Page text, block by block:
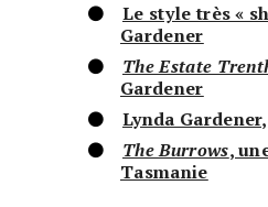
Le style très «
Gardener
The Estate
Gardener
Lynda
The Burrows,
Tasmanie